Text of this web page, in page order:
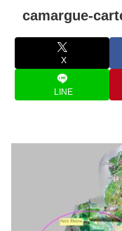
camargue-
X
LINE